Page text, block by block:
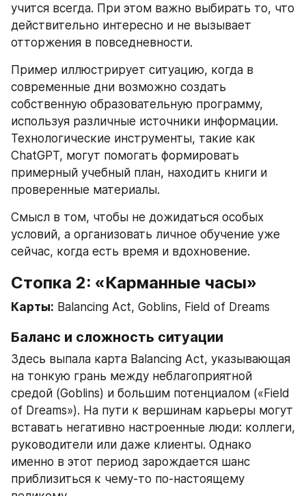
учится всегда. При этом важно выбирать то, что
действительно интересно и не вызывает
отторжения в повседневности.
Пример иллюстрирует ситуацию, когда в
современные дни возможно создать
собственную образовательную программу,
используя различные источники информации.
Технологические инструменты, такие как
ChatGPT, могут помогать формировать
примерный учебный план, находить книги и
проверенные материалы.
Смысл в том, чтобы не дожидаться особых
условий, а организовать личное обучение уже
сейчас, когда есть время и вдохновение.
Стопка 2: «Карманные часы»
Карты: Balancing Act, Goblins, Field of Dreams
Баланс и сложность ситуации
Здесь выпала карта Balancing Act, указывающая
на тонкую грань между неблагоприятной
средой (Goblins) и большим потенциалом («Field
of Dreams»). На пути к вершинам карьеры могут
вставать негативно настроенные люди: коллеги,
руководители или даже клиенты. Однако
именно в этот период зарождается шанс
приблизиться к чему-то по-настоящему